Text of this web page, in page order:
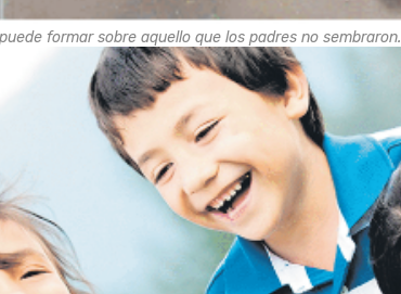
formar sobre aquello que los padres no sembraron.